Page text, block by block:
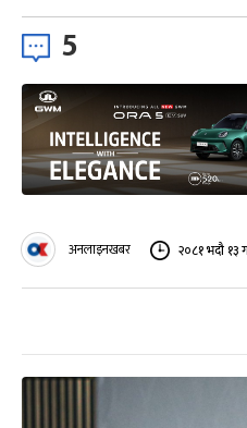
5
अनलाइनखबर २०८१ भदौ १३